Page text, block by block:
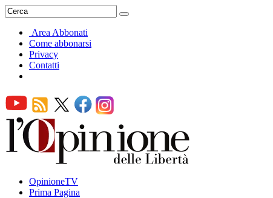
Area Abbonati
Come abbonarsi
Privacy
Contatti
OpinioneTV
Prima Pagina